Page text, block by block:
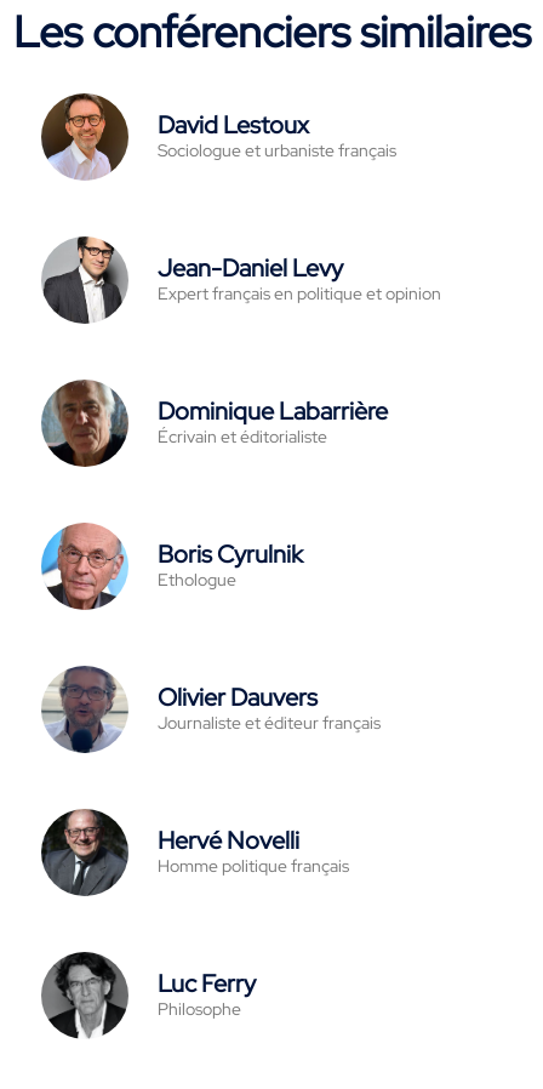
Les conférenciers similaires
David Lestoux
Sociologue et urbaniste français
Jean-Daniel Levy
Expert français en politique et opinion
Dominique Labarrière
Écrivain et éditorialiste
Boris Cyrulnik
Ethologue
Olivier Dauvers
Journaliste et éditeur français
Hervé Novelli
Homme politique français
Luc Ferry
Philosophe